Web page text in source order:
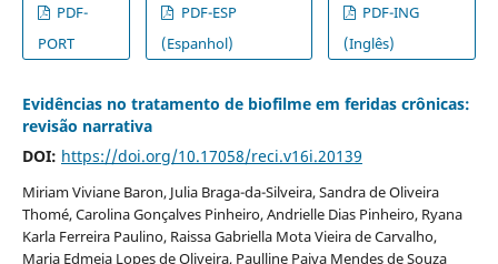
PDF-
PORT
PDF-ESP
(Espanhol)
PDF-ING
(Inglês)
Evidências no tratamento de biofilme em feridas crônicas:
revisão narrativa
DOI: https://doi.org/10.17058/reci.v16i.20139
Miriam Viviane Baron, Julia Braga-da-Silveira, Sandra de Oliveira
Thomé, Carolina Gonçalves Pinheiro, Andrielle Dias Pinheiro, Ryana
Karla Ferreira Paulino, Raissa Gabriella Mota Vieira de Carvalho,
Maria Edmeia Lopes de Oliveira, Paulline Paiva Mendes de Souza